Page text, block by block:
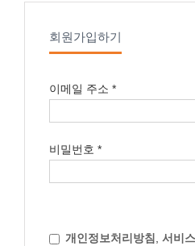
회원가입하기
이메일 주소 *
비밀번호 *
개인정보처리방침 , 서비